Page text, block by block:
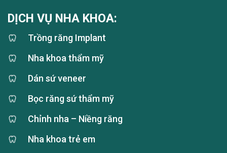
DỊCH VỤ NHA KHOA:
Trồng răng Implant
Nha khoa thẩm mỹ
Dán sứ veneer
Bọc răng sứ thẩm mỹ
Chỉnh nha – Niềng răng
Nha khoa trẻ em